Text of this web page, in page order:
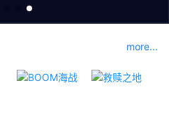
more...